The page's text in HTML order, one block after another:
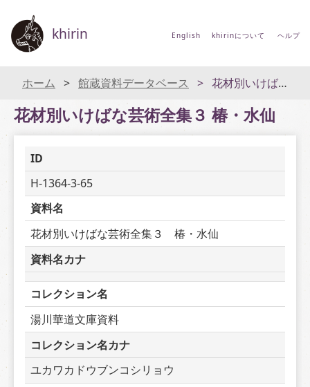
khirin English khirinについて ヘルプ
ホーム 館蔵資料データベース 花材別いけばな芸術全集３ 椿・水仙
花材別いけばな芸術全集３ 椿・水仙
ID
H-1364-3-65
資料名
花材別いけばな芸術全集３　椿・水仙
資料名カナ
コレクション名
湯川華道文庫資料
コレクション名カナ
ユカワカドウブンコシリョウ